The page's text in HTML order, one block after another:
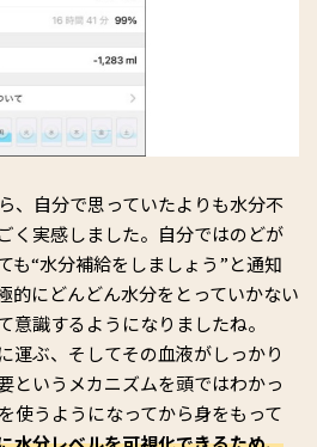
、自分で思っていたよりも水分不
く実感しました。自分ではのどが
も“水分補給をしましょう”と通知
的にどんどん水分をとっていかない
意識するようになりましたね。
運ぶ、そしてその血液がしっかり
というメカニズムを頭ではわかっ
使うようになってから身をもって